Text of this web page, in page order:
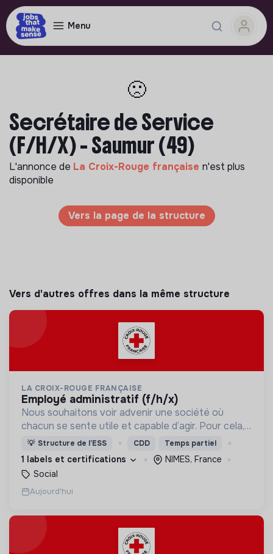
Menu
🙁
Secrétaire de Service
(F/H/X) - Saumur (49)
L'annonce de La Croix-Rouge française n'est plus
disponible
Vers la page de la structure
Vers d'autres offres dans la même structure
LA CROIX-ROUGE FRANÇAISE
employé administratif (f/h/x)
Nous souhaitons voir advenir une société où
chacun se sente utile et capable d’agir. Pour cela,
nous proposons des moyens et des lieux
d’engagement innovants et adaptés à tous.
💡 Structure de l’ESS CDD Temps partiel
1 labels et certifications
NIMES, France
Social
Aujourd'hui